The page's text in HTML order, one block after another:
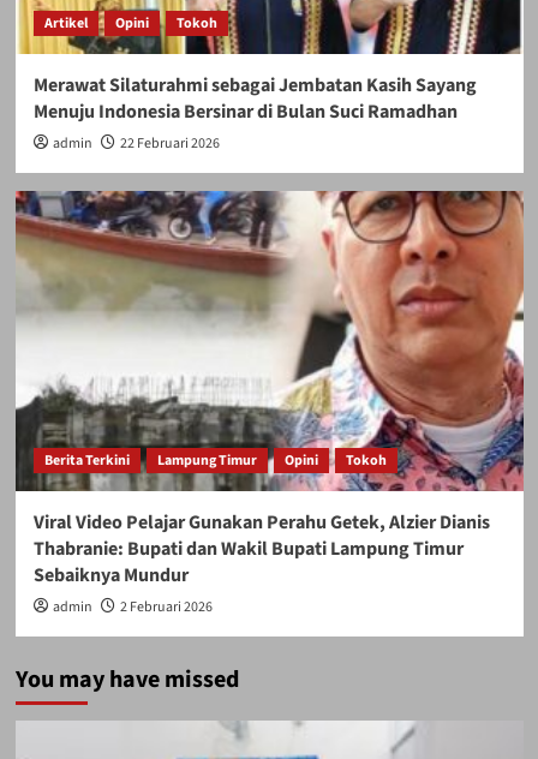
Artikel Opini Tokoh
Merawat Silaturahmi sebagai Jembatan Kasih Sayang
Menuju Indonesia Bersinar di Bulan Suci Ramadhan
admin 22 Februari 2026
Berita Terkini Lampung Timur Opini Tokoh
Viral Video Pelajar Gunakan Perahu Getek, Alzier Dianis
Thabranie: Bupati dan Wakil Bupati Lampung Timur
Sebaiknya Mundur
admin 2 Februari 2026
You may have missed